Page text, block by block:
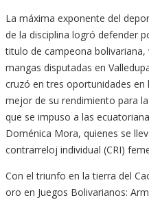
La máxima exponente del
de la disciplina logró defender
titulo de campeona bolivariana,
mangas disputadas en
cruzó en tres oportunidades
mejor de su rendimiento para
que se impuso a las
Doménica Mora, quienes se
contrarreloj individual (CRI)
Con el triunfo en la tierra del
oro en Juegos Bolivarianos: